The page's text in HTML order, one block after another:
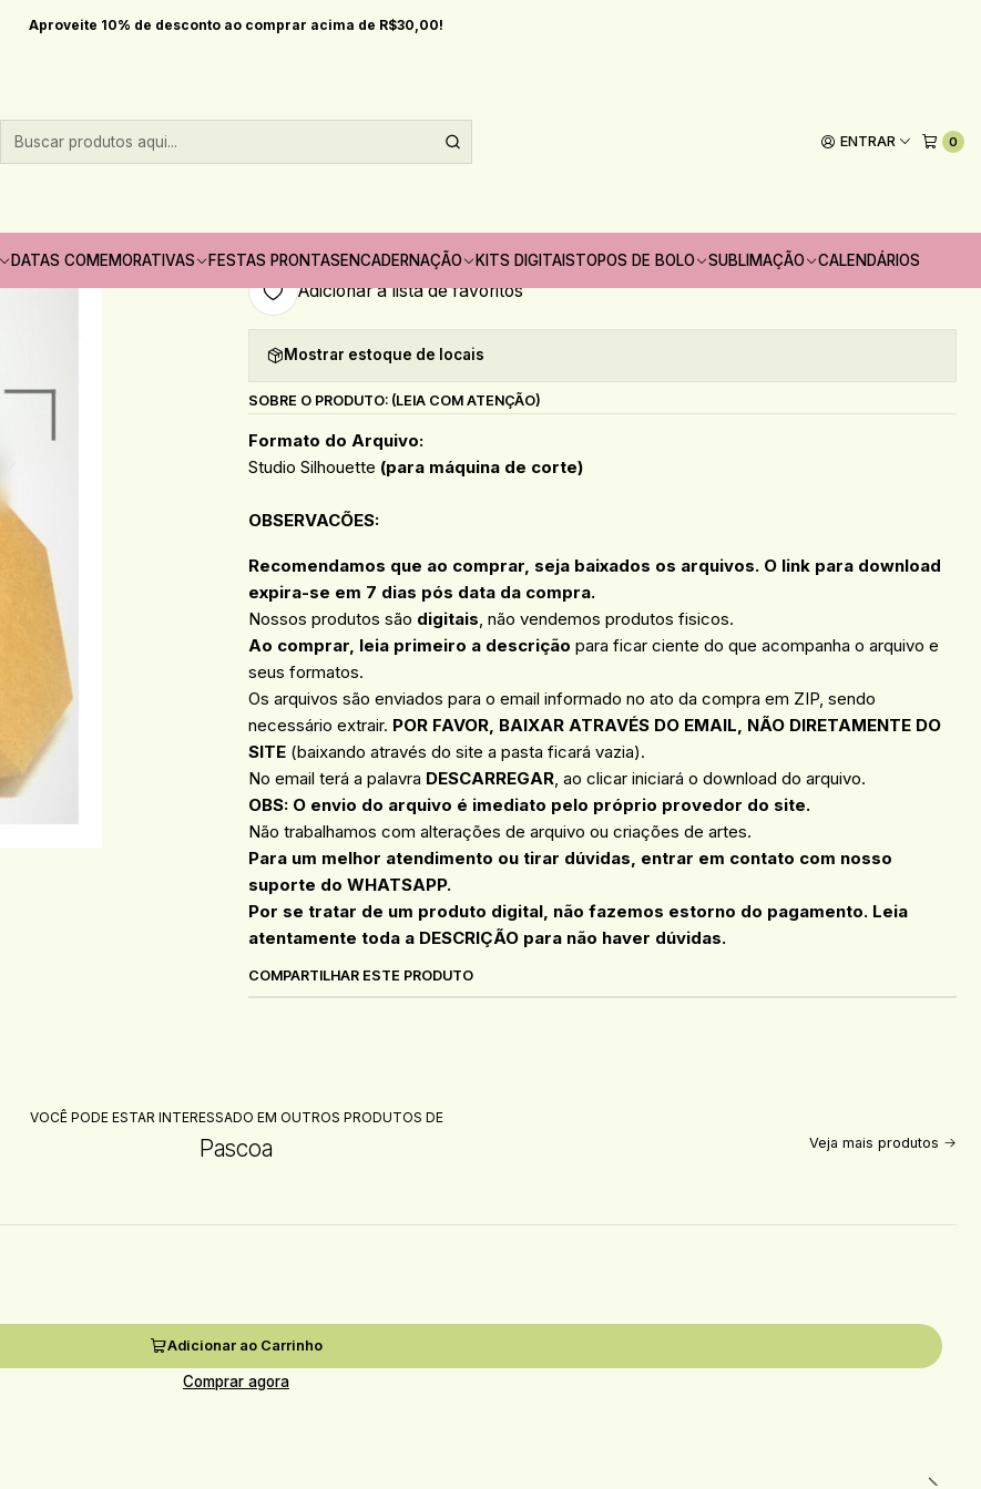
ENTRAR 0
DATAS COMEMORATIVAS FESTAS PRONTASENCADERNAÇÃO KITS DIGITAISTOPOS DE BOLO SUBLIMAÇÃO CALENDÁRIOS
Aproveite 10% de desconto ao comprar acima de R$30,00!
Datas comemorativas Pascoa Arquivo Páscoa Caixa para Ovo Inteiro 500g
Arquivo Páscoa Caixa para Ovo Inteiro 500g
Adicionar à lista de favoritos
Mostrar estoque de locais
SOBRE O PRODUTO: (LEIA COM ATENÇÃO)
Formato do Arquivo:
Studio Silhouette (para máquina de corte)
OBSERVACÕES:
Recomendamos que ao comprar, seja baixados os arquivos. O link para download
expira-se em 7 dias pós data da compra.
Nossos produtos são digitais , não vendemos produtos fisicos.
Ao comprar, leia primeiro a descrição para ficar ciente do que acompanha o arquivo e
seus formatos.
Os arquivos são enviados para o email informado no ato da compra em ZIP, sendo
necessário extrair. POR FAVOR, BAIXAR ATRAVÉS DO EMAIL, NÃO DIRETAMENTE DO
SITE (baixando através do site a pasta ficará vazia).
No email terá a palavra DESCARREGAR , ao clicar iniciará o download do arquivo.
OBS: O envio do arquivo é imediato pelo próprio provedor do site.
Não trabalhamos com alterações de arquivo ou criações de artes.
Para um melhor atendimento ou tirar dúvidas, entrar em contato com nosso
suporte do WHATSAPP.
Por se tratar de um produto digital, não fazemos estorno do pagamento. Leia
atentamente toda a DESCRIÇÃO para não haver dúvidas.
COMPARTILHAR ESTE PRODUTO
VOCÊ PODE ESTAR INTERESSADO EM OUTROS PRODUTOS DE
Pascoa Veja mais produtos
Adicionar ao Carrinho
Comprar agora